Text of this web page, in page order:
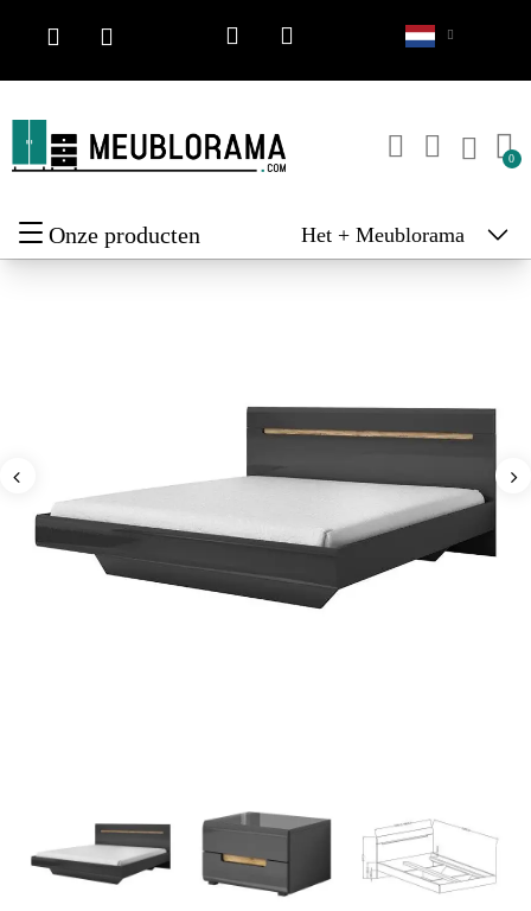
Onze producten Het + Meublorama